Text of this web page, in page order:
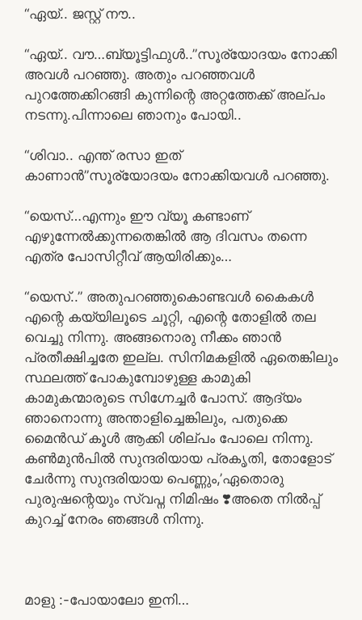
“ഏയ്.. ജസ്റ്റ്‌ നൗ..
“ഏയ്.. വൗ…ബ്യൂട്ടിഫുൾ..”സൂര്യോദയം നോക്കി
അവൾ പറഞ്ഞു. അതും പറഞ്ഞവൾ
പുറത്തേക്കിറങ്ങി കുന്നിന്റെ അറ്റത്തേക്ക് അല്പം
നടന്നു.പിന്നാലെ ഞാനും പോയി..
“ശിവാ.. എന്ത് രസാ ഇത്
കാണാൻ”സൂര്യോദയം നോക്കിയവൾ പറഞ്ഞു.
“യെസ്…എന്നും ഈ വ്യൂ കണ്ടാണ്
എഴുന്നേൽക്കുന്നതെങ്കിൽ ആ ദിവസം തന്നെ
എത്ര പോസിറ്റീവ് ആയിരിക്കും…
“യെസ്..” അതുപറഞ്ഞുകൊണ്ടവൾ കൈകൾ
എന്റെ കയ്യിലൂടെ ചൂറ്റി, എന്റെ തോളിൽ തല
വെച്ചു നിന്നു. അങ്ങനൊരു നീക്കം ഞാൻ
പ്രതീക്ഷിച്ചതേ ഇല്ല. സിനിമകളിൽ ഏതെങ്കിലും
സ്ഥലത്ത് പോകുമ്പോഴുള്ള കാമുകി
കാമുകന്മാരുടെ സിഗ്നേച്ചർ പോസ്. ആദ്യം
ഞാനൊന്നു അന്താളിച്ചെങ്കിലും, പതുക്കെ
മൈൻഡ് കൂൾ ആക്കി ശില്പം പോലെ നിന്നു.
കൺമുൻപിൽ സുന്ദരിയായ പ്രകൃതി, തോളോട്
ചേർന്നു സുന്ദരിയായ പെണ്ണും,’ഏതൊരു
പുരുഷന്റെയും സ്വപ്ന നിമിഷം ❣️അതെ നിൽപ്പ്
കുറച്ച് നേരം ഞങ്ങൾ നിന്നു.
മാളു :-പോയാലോ ഇനി…